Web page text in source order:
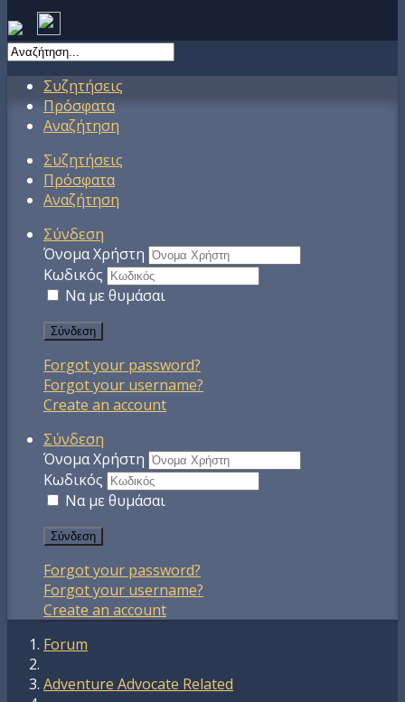
Συζητήσεις
Πρόσφατα
Αναζήτηση
Συζητήσεις
Πρόσφατα
Αναζήτηση
Σύνδεση
Όνομα Χρήστη
Κωδικός
Να με θυμάσαι
Σύνδεση
Forgot your password?
Forgot your username?
Create an account
Σύνδεση
Όνομα Χρήστη
Κωδικός
Να με θυμάσαι
Σύνδεση
Forgot your password?
Forgot your username?
Create an account
Forum
Adventure Advocate Related